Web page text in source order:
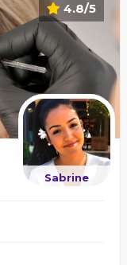
4.8/5
Sabrine